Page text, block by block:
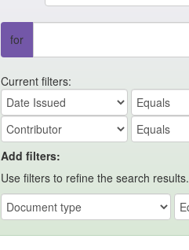
for
Current filters:
Add filters:
Use filters to refine the search results.